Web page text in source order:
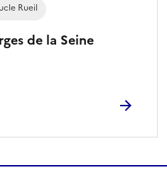
de la Seine
Rueil